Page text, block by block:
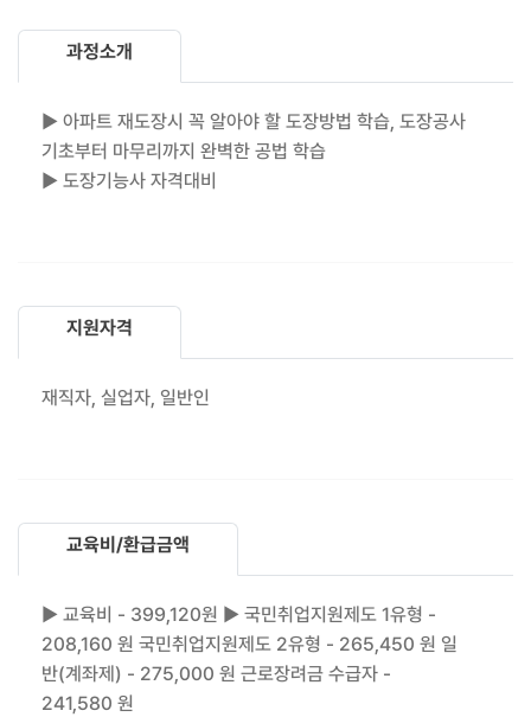
과정소개
▶ 아파트 재도장시 꼭 알아야 할 도장방법 학습, 도장공사
기초부터 마무리까지 완벽한 공법 학습
▶ 도장기능사 자격대비
지원자격
재직자, 실업자, 일반인
교육비/환급금액
▶ 교육비 - 399,120원 ▶ 국민취업지원제도 1유형 -
208,160 원 국민취업지원제도 2유형 - 265,450 원 일
반(계좌제) - 275,000 원 근로장려금 수급자 -
241,580 원